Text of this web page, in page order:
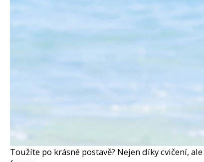
Toužíte po krásné postavě? Nejen díky cvičení,